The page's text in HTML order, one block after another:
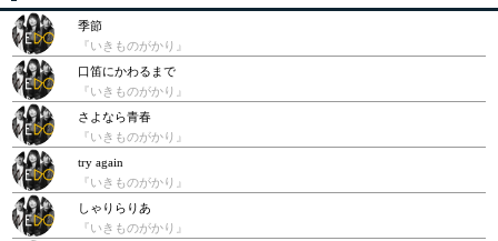
季節
『いきものがかり』
口笛にかわるまで
『いきものがかり』
さよなら青春
『いきものがかり』
try again
『いきものがかり』
しゃりらりあ
『いきものがかり』